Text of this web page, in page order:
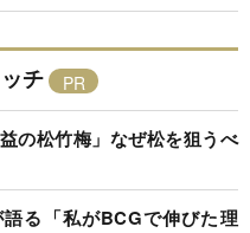
チ
の松竹梅」なぜ松を狙うべ
る「私がBCGで伸びた理